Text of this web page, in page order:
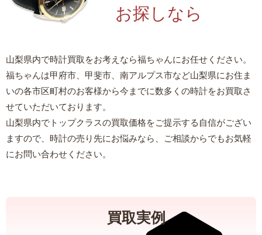
お探しなら
山梨県内で時計買取をお考えなら福ちゃんにお任せください。
福ちゃんは甲府市、甲斐市、南アルプス市など山梨県にお住ま
いの各市区町村のお客様から今までに数多くの時計をお買取さ
せていただいております。
山梨県内でトップクラスの買取価格をご提示する自信がござい
ますので、時計の売り先にお悩みなら、ご相談からでもお気軽
にお問い合わせください。
買取実例